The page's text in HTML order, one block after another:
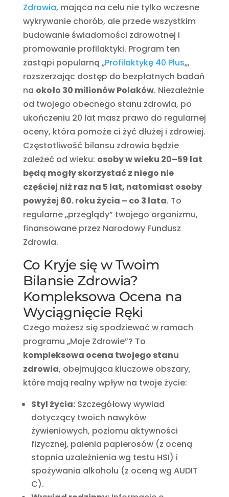
Zdrowia, mająca na celu nie tylko wczesne
wykrywanie chorób, ale przede wszystkim
budowanie świadomości zdrowotnej i
promowanie profilaktyki. Program ten
zastąpi popularną „Profilaktykę 40 Plus„,
rozszerzając dostęp do bezpłatnych badań
na około 30 milionów Polaków. Niezależnie
od twojego obecnego stanu zdrowia, po
ukończeniu 20 lat masz prawo do regularnej
oceny, która pomoże ci żyć dłużej i zdrowiej.
Częstotliwość bilansu zdrowia będzie
zależeć od wieku: osoby w wieku 20–59 lat
będą mogły skorzystać z niego nie
częściej niż raz na 5 lat, natomiast osoby
powyżej 60. roku życia – co 3 lata. To
regularne „przeglądy” twojego organizmu,
finansowane przez Narodowy Fundusz
Zdrowia.
Co Kryje się w Twoim
Bilansie Zdrowia?
Kompleksowa Ocena na
Wyciągnięcie Ręki
Czego możesz się spodziewać w ramach
programu „Moje Zdrowie”? To
kompleksowa ocena twojego stanu
zdrowia, obejmująca kluczowe obszary,
które mają realny wpływ na twoje życie:
Styl życia:Szczegółowy wywiad
dotyczący twoich nawyków
żywieniowych, poziomu aktywności
fizycznej, palenia papierosów (z oceną
stopnia uzależnienia wg testu HSI) i
spożywania alkoholu (z oceną wg AUDIT
C).